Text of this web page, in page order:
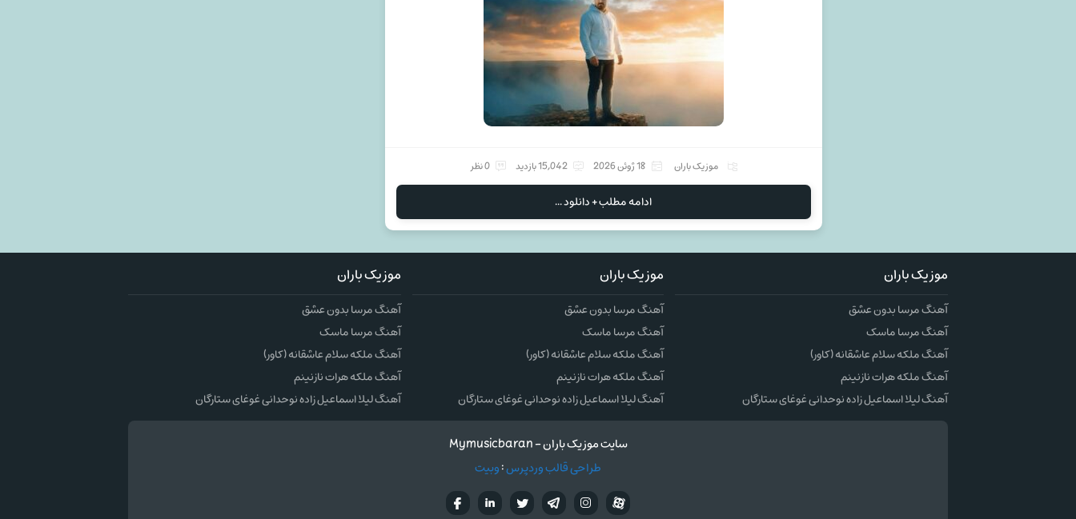
موزیک باران 18 ژوئن 2026 15,042 بازدید 0 نظر
ادامه مطلب + دانلود ...
موزیک باران
آهنگ مرسا بدون عشق
آهنگ مرسا ماسک
آهنگ ملکه سلام عاشقانه (کاور)
آهنگ ملکه هرات نازنینم
آهنگ لیلا اسماعیل زاده نوحدانی غوغای ستارگان
موزیک باران
آهنگ مرسا بدون عشق
آهنگ مرسا ماسک
آهنگ ملکه سلام عاشقانه (کاور)
آهنگ ملکه هرات نازنینم
آهنگ لیلا اسماعیل زاده نوحدانی غوغای ستارگان
موزیک باران
آهنگ مرسا بدون عشق
آهنگ مرسا ماسک
آهنگ ملکه سلام عاشقانه (کاور)
آهنگ ملکه هرات نازنینم
آهنگ لیلا اسماعیل زاده نوحدانی غوغای ستارگان
سایت موزیک باران - Mymusicbaran
طراحی قالب وردپرس:وبیت
تويترتلگرام
اینستاگرام آپارات